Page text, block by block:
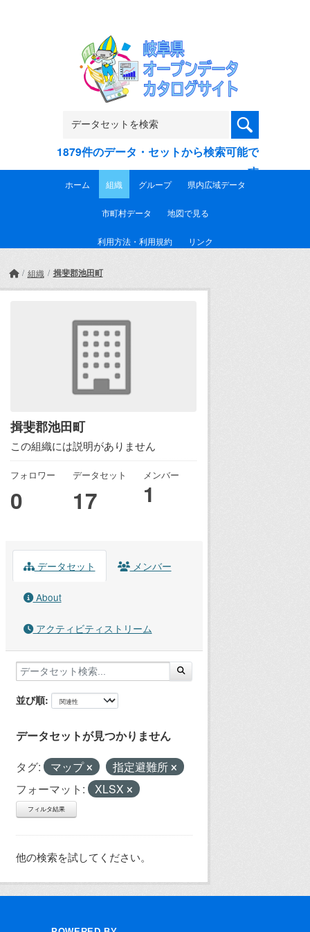
1879件のデータ・セットから検索可能で
す
ホーム 組織 グループ 県内広域データ
市町村データ 地図で見る
利用方法・利用規約 リンク
組織 揖斐郡池田町
揖斐郡池田町
この組織には説明がありません
フォロワー
0
データセット
17
メンバー
1
データセット メンバー
About
アクティビティストリーム
並び順
データセットが見つかりません
タグ: マップ
指定避難所
フォーマット:
XLSX
フィルタ結果
他の検索を試してください。